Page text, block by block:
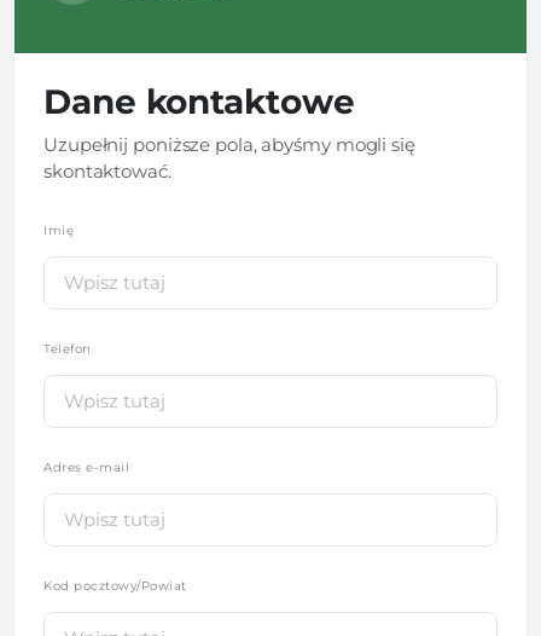
Dane kontaktowe
Uzupełnij poniższe pola, abyśmy mogli się
skontaktować.
Imię
Telefon
Adres e-mail
Kod pocztowy/Powiat